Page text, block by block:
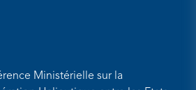
Ministérielle sur la